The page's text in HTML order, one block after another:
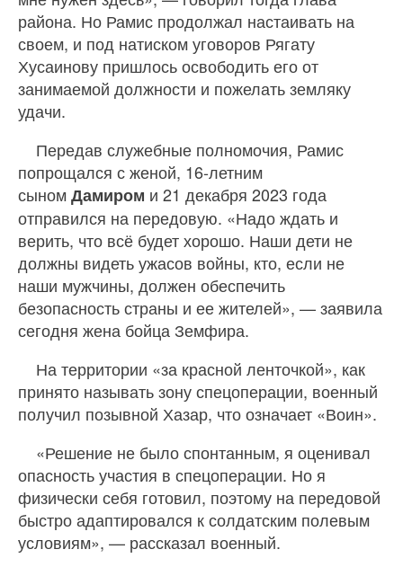
района. Но Рамис продолжал настаивать на
своем, и под натиском уговоров Рягату
Хусаинову пришлось освободить его от
занимаемой должности и пожелать земляку
удачи.
Передав служебные полномочия, Рамис
попрощался с женой, 16-летним
сыномДамиром и 21 декабря 2023 года
отправился на передовую. «Надо ждать и
верить, что всё будет хорошо. Наши дети не
должны видеть ужасов войны, кто, если не
наши мужчины, должен обеспечить
безопасность страны и ее жителей», — заявила
сегодня жена бойца Земфира.
На территории «за красной ленточкой», как
принято называть зону спецоперации, военный
получил позывной Хазар, что означает «Воин».
«Решение не было спонтанным, я оценивал
опасность участия в спецоперации. Но я
физически себя готовил, поэтому на передовой
быстро адаптировался к солдатским полевым
условиям», — рассказал военный.